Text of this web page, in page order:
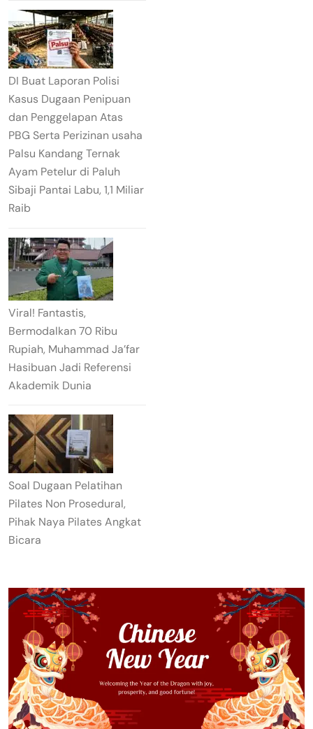
DI Buat Laporan Polisi
Kasus Dugaan Penipuan
dan Penggelapan Atas
PBG Serta Perizinan usaha
Palsu Kandang Ternak
Ayam Petelur di Paluh
Sibaji Pantai Labu, 1,1 Miliar
Raib
Viral! Fantastis,
Bermodalkan 70 Ribu
Rupiah, Muhammad Ja’far
Hasibuan Jadi Referensi
Akademik Dunia
Soal Dugaan Pelatihan
Pilates Non Prosedural,
Pihak Naya Pilates Angkat
Bicara